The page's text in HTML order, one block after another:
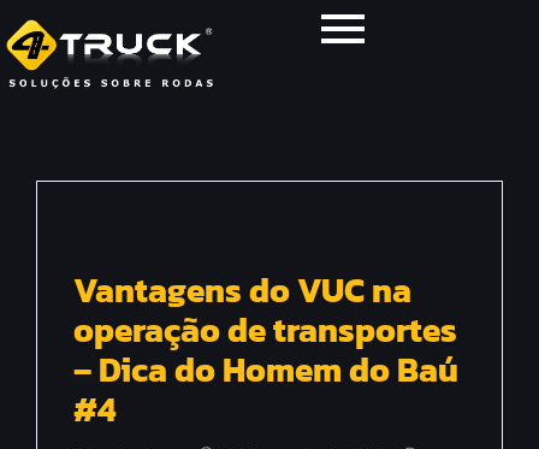
Vantagens do VUC na
operação de transportes
– Dica do Homem do Baú
#4